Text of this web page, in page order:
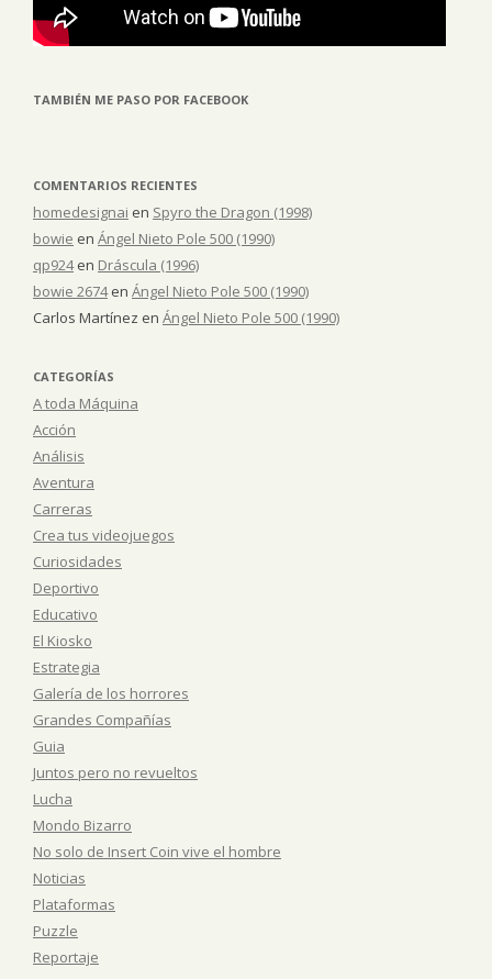
TAMBIÉN ME PASO POR FACEBOOK
COMENTARIOS RECIENTES
homedesignai en Spyro the Dragon (1998)
bowie en Ángel Nieto Pole 500 (1990)
qp924en Dráscula (1996)
bowie 2674en Ángel Nieto Pole 500 (1990)
Carlos Martínez en Ángel Nieto Pole 500 (1990)
CATEGORÍAS
A toda Máquina
Acción
Análisis
Aventura
Carreras
Crea tus videojuegos
Curiosidades
Deportivo
Educativo
El Kiosko
Estrategia
Galería de los horrores
Grandes Compañías
Guia
Juntos pero no revueltos
Lucha
Mondo Bizarro
No solo de Insert Coin vive el hombre
Noticias
Plataformas
Puzzle
Reportaje